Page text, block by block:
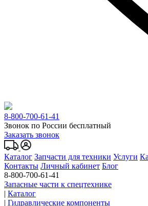
8-800-700-61-41
Звонок по России бесплатный
Заказать звонок
Каталог Запчасти для техники Услуги
Контакты Личный кабинет Блог
8-800-700-61-41
Запасные части к спецтехнике
| Каталог
| Гидравлические компоненты